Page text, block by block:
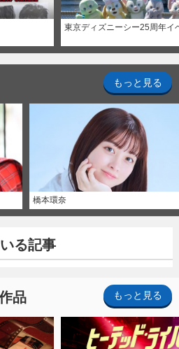
東京ディズニーシー25周年イ
もっと見る
橋本環奈
る記事
品 もっと見る